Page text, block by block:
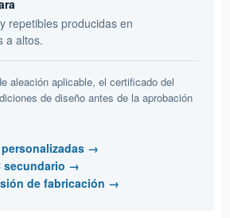
repetibles producidas en
a altos.
aleación aplicable, el certificado del
de diseño antes de la aprobación
secundario
de fabricación